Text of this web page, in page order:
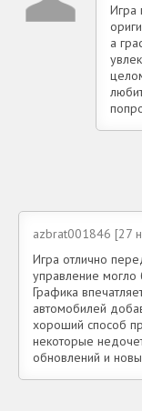
Игра
а
azbrat001846 [27
Игра отлично
управление
Графика
автомобилей
хороший способ
некоторые
обновлений и